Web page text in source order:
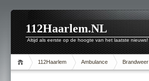
112Haarlem.NL
Altijd als eerste op de hoogte van het laatste nieuws!
112Haarlem Ambulance Brandweer